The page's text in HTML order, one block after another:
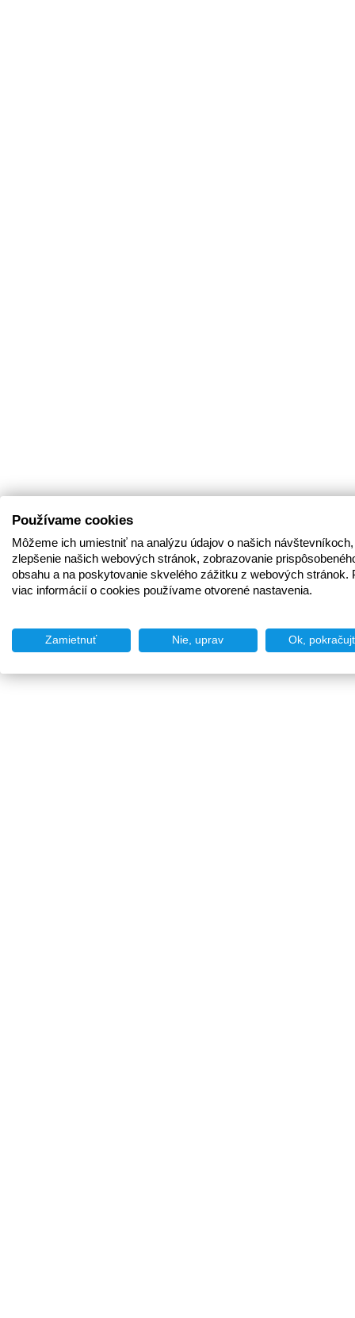
Používame cookies
Môžeme ich umiestniť na analýzu údajov o našich
zlepšenie našich webových stránok, zobrazovanie
obsahu a na poskytovanie skvelého zážitku z webových stránok.
viac informácií o cookies používame otvorené nastavenia.
Zamietnuť Nie, uprav Ok,